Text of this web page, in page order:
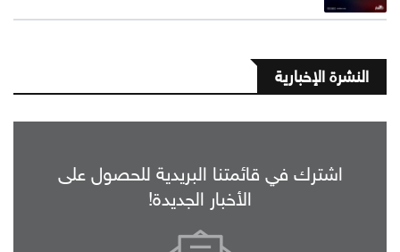
النشرة الإخبارية
اشترك في قائمتنا البريدية للحصول على
الأخبار الجديدة!